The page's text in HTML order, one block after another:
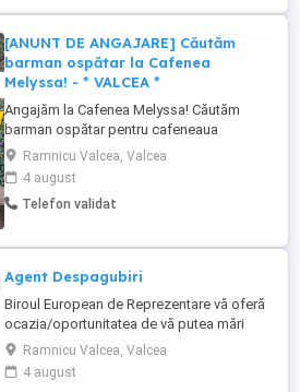
[ANUNT DE ANGAJARE] Căutăm
barman ospătar la Cafenea
Melyssa! - * VALCEA *
Angajăm la Cafenea Melyssa! Căutăm
barman ospătar pentru cafeneaua
noastră. Dacă îți place să lucrezi cu
oamenii și ești atentă la detalii și ai împlinit
vârsta de 18 ani, vino să faci parte din
echipa Melyssa! Mai multe detalii in incinta
Ramnicu Valcea, Valcea
4 august
Telefon validat
Agent Despagubiri
Biroul European de Reprezentare vă oferă
ocazia/oportunitatea de vă putea mări
veniturile devenind
consilier/agent/partener/expert în
domeniul despăgubirilor, îndreptându-vă
Ramnicu Valcea, Valcea
4 august